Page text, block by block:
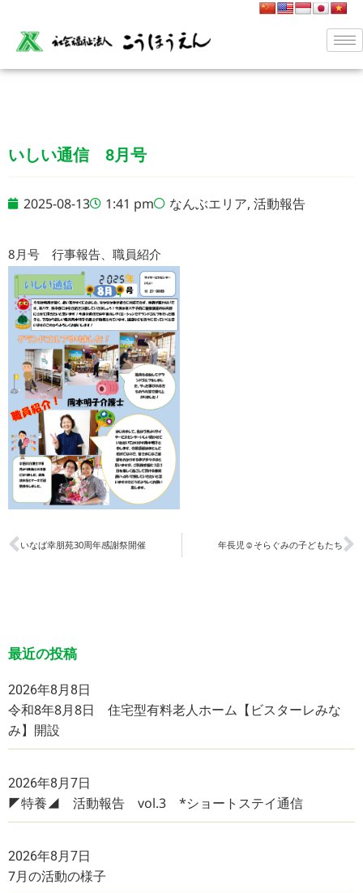
いしい通信 8月号
2025-08-13 1:41 pm なんぶエリア, 活動報告
8月号 行事報告、職員紹介
いなば幸朋苑30周年感謝祭開催 年長児☺そらぐみの子どもたち
最近の投稿
2026年8月8日
令和8年8月8日 住宅型有料老人ホーム【ビスターレみな
み】開設
2026年8月7日
◤特養◢ 活動報告 vol.3 *ショートステイ通信
2026年8月7日
7月の活動の様子